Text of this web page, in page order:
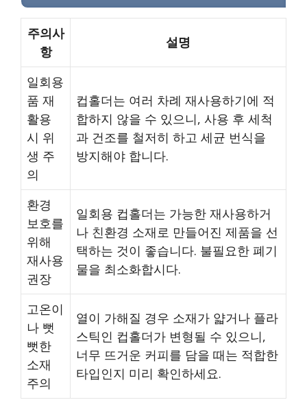
주의사
항
설명
일회용
품 재
활용
시 위
생 주
의
컵홀더는 여러 차례 재사용하기에 적
합하지 않을 수 있으니, 사용 후 세척
과 건조를 철저히 하고 세균 번식을
방지해야 합니다.
환경
보호를
위해
재사용
권장
일회용 컵홀더는 가능한 재사용하거
나 친환경 소재로 만들어진 제품을 선
택하는 것이 좋습니다. 불필요한 폐기
물을 최소화합시다.
고온이
나 뻣
뻣한
소재
주의
열이 가해질 경우 소재가 얇거나 플라
스틱인 컵홀더가 변형될 수 있으니,
너무 뜨거운 커피를 담을 때는 적합한
타입인지 미리 확인하세요.